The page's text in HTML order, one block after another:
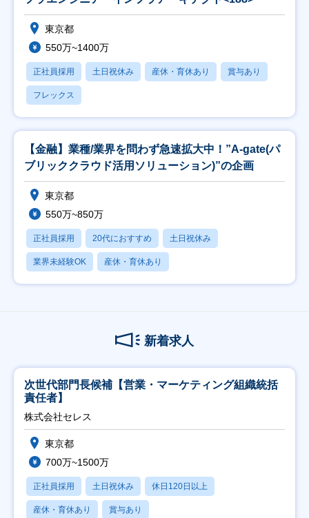
東京都
550万~1400万
正社員採用 土日祝休み 産休・育休あり 賞与あり
フレックス
【金融】業種/業界を問わず急速拡大中！”A-gate(パ
ブリッククラウド活用ソリューション)”の企画
東京都
550万~850万
正社員採用 20代におすすめ 土日祝休み
業界未経験OK 産休・育休あり
新着求人
次世代部門長候補【営業・マーケティング組織統括
責任者】
株式会社セレス
東京都
700万~1500万
正社員採用 土日祝休み 休日120日以上
産休・育休あり 賞与あり